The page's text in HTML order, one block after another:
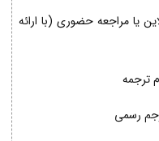
یا مراجعه حضوری (با ارائه
ترجمه
رسمی